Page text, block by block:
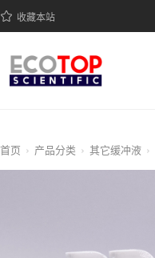
收藏本站
首页 产品分类 其它缓冲液